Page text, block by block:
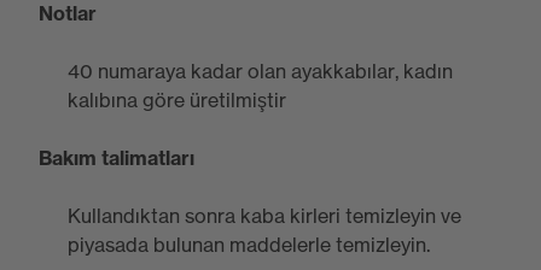
Notlar
40 numaraya kadar olan ayakkabılar, kadın
kalıbına göre üretilmiştir
Bakım talimatları
Kullandıktan sonra kaba kirleri temizleyin ve
piyasada bulunan maddelerle temizleyin.